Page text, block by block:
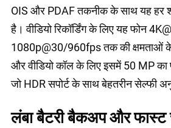
OIS और PDAF तकनीक के साथ यह हर
है। वीडियो रिकॉर्डिंग के लिए यह फोन
1080p@30/960fps तक की क्षमताओं
और वीडियो कॉल के लिए इसमें 50 MP का
जो HDR सपोर्ट के साथ बेहतरीन सेल्फी
लंबा बैटरी बैकअप और फास्ट